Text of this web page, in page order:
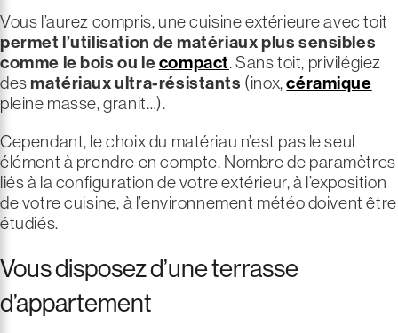
Vous l’aurez compris, une cuisine extérieure avec toit
permet l’utilisation de matériaux plus sensibles
comme le bois ou lecompact. Sans toit, privilégiez
desmatériaux ultra-résistants (inox,céramique
pleine masse, granit…).
Cependant, le choix du matériau n’est pas le seul
élément à prendre en compte. Nombre de paramètres
liés à la configuration de votre extérieur, à l’exposition
de votre cuisine, à l’environnement météo doivent être
étudiés.
Vous disposez d’une terrasse
d’appartement